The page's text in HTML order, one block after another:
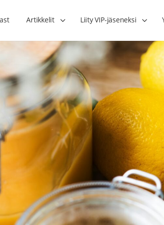
Artikkelit Liity VIP-jäseneksi